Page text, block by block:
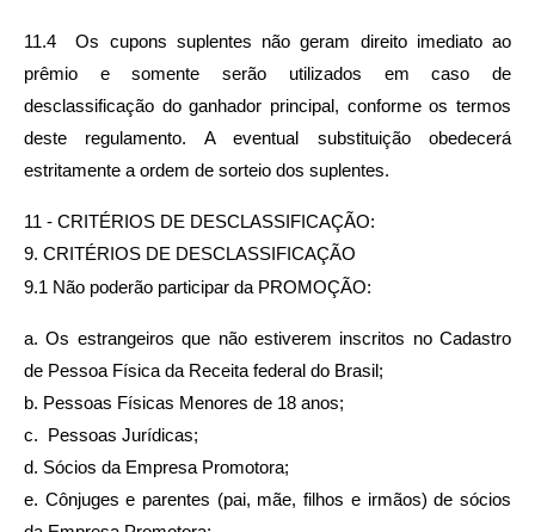
11.4  Os cupons suplentes não geram direito imediato ao
prêmio e somente serão utilizados em caso de
desclassificação do ganhador principal, conforme os termos
deste regulamento. A eventual substituição obedecerá
estritamente a ordem de sorteio dos suplentes.
11 - CRITÉRIOS DE DESCLASSIFICAÇÃO:
9. CRITÉRIOS DE DESCLASSIFICAÇÃO
9.1 Não poderão participar da PROMOÇÃO:
a. Os estrangeiros que não estiverem inscritos no Cadastro
de Pessoa Física da Receita federal do Brasil;
b. Pessoas Físicas Menores de 18 anos;
c.  Pessoas Jurídicas;
d. Sócios da Empresa Promotora;
e. Cônjuges e parentes (pai, mãe, filhos e irmãos) de sócios